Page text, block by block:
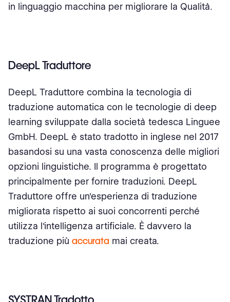
in linguaggio macchina per migliorare la Qualità.
DeepL Traduttore
DeepL Traduttore combina la tecnologia di
traduzione automatica con le tecnologie di deep
learning sviluppate dalla società tedesca Linguee
GmbH. DeepL è stato tradotto in inglese nel 2017
basandosi su una vasta conoscenza delle migliori
opzioni linguistiche. Il programma è progettato
principalmente per fornire traduzioni. DeepL
Traduttore offre un'esperienza di traduzione
migliorata rispetto ai suoi concorrenti perché
utilizza l'intelligenza artificiale. È davvero la
traduzione più accurata mai creata.